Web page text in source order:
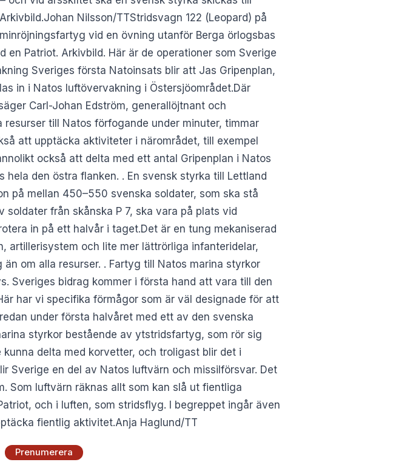
Nilsson/TTStridsvagn 122 (Leopard) på
vid en övning utanför Berga örlogsbas
en Patriot. Arkivbild. Här är de operationer som Sverige
Sveriges första Natoinsats blir att Jas Gripenplan,
in i Natos luftövervakning i Östersjöområdet.Där
Carl-Johan Edström, generallöjtnant och
till Natos förfogande under minuter, timmar
att upptäcka aktiviteter i närområdet, till exempel
också att delta med ett antal Gripenplan i Natos
den östra flanken. . En svensk styrka till Lettland
på mellan 450–550 svenska soldater, som ska stå
från skånska P 7, ska vara på plats vid
in på ett halvår i taget.Det är en tung mekaniserad
artillerisystem och lite mer lättrörliga infanteridelar,
om alla resurser. . Fartyg till Natos marina styrkor
Sveriges bidrag kommer i första hand att vara till den
har vi specifika förmågor som är väl designade för att
under första halvåret med ett av den svenska
styrkor bestående av ytstridsfartyg, som rör sig
delta med korvetter, och troligast blir det i
Sverige en del av Natos luftvärn och missilförsvar. Det
Som luftvärn räknas allt som kan slå ut fientliga
och i luften, som stridsflyg. I begreppet ingår även
fientlig aktivitet.Anja Haglund/TT
Prenumerera